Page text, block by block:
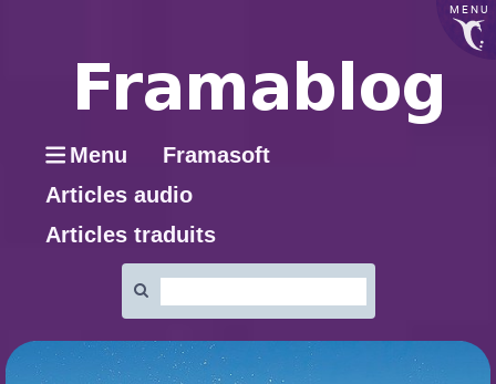
MENU
Menu
Framasoft
Articles audio
Articles traduits
: